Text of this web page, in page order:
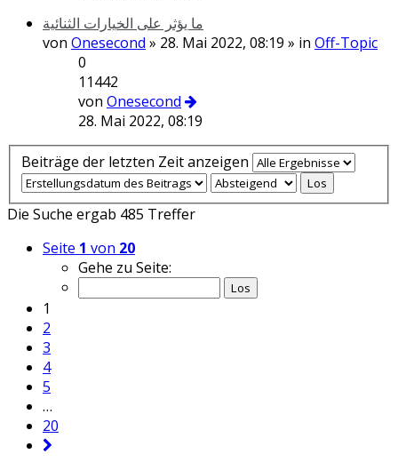
ما يؤثر على الخيارات الثنائية
von Onesecond » 28. Mai 2022, 08:19 » in Off-Topic
0
11442
von Onesecond
28. Mai 2022, 08:19
Beiträge der letzten Zeit anzeigen
Die Suche ergab 485 Treffer
Seite 1 von 20
Gehe zu Seite:
1
2
3
4
5
…
20